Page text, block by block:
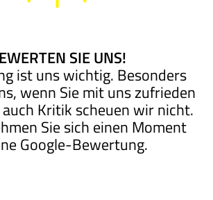
SIE UNS!
ist uns wichtig. Besonders
wenn Sie mit uns zufrieden
Kritik scheuen wir nicht.
Sie sich einen Moment
Google-Bewertung.